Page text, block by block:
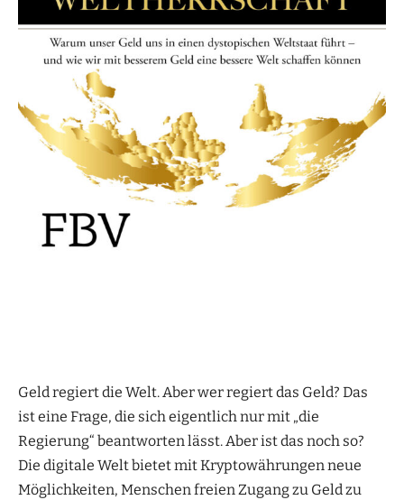
Geld regiert die Welt. Aber wer regiert das Geld? Das
ist eine Frage, die sich eigentlich nur mit „die
Regierung“ beantworten lässt. Aber ist das noch so?
Die digitale Welt bietet mit Kryptowährungen neue
Möglichkeiten, Menschen freien Zugang zu Geld zu